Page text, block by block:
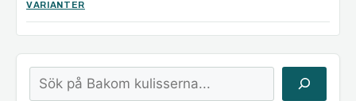
VARIANTER
Sök